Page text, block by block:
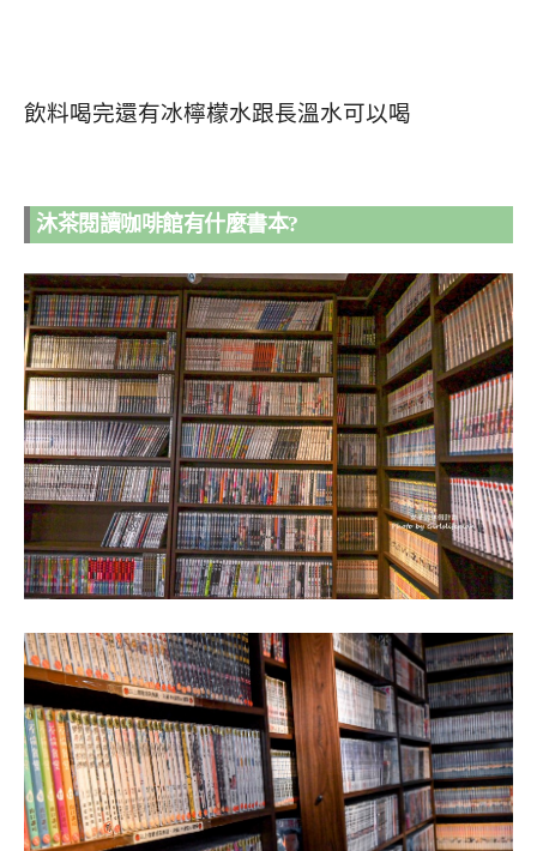
飲料喝完還有冰檸檬水跟長溫水可以喝
沐茶閱讀咖啡館有什麼書本?